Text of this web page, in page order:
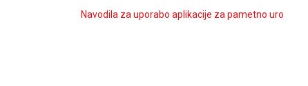
Navodila za uporabo aplikacije za pametno uro